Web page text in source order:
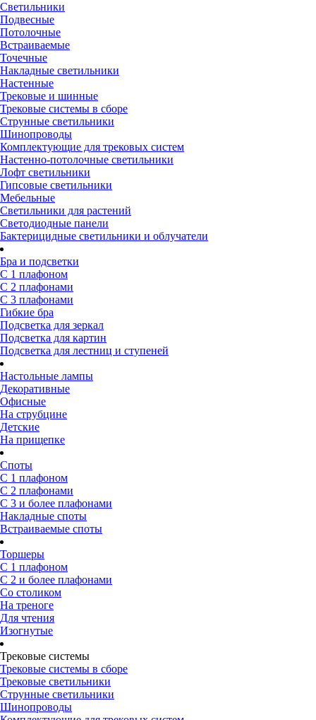
Светильники
Подвесные
Потолочные
Встраиваемые
Точечные
Накладные светильники
Настенные
Трековые и шинные
Трековые системы в сборе
Струнные светильники
Шинопроводы
Комплектующие для трековых систем
Настенно-потолочные светильники
Лофт светильники
Гипсовые светильники
Мебельные
Светильники для растений
Светодиодные панели
Бактерицидные светильники и облучатели
Бра и подсветки
С 1 плафоном
С 2 плафонами
С 3 плафонами
Гибкие бра
Подсветка для зеркал
Подсветка для картин
Подсветка для лестниц и ступеней
Настольные лампы
Декоративные
Офисные
На струбцине
Детские
На прищепке
Споты
С 1 плафоном
С 2 плафонами
С 3 и более плафонами
Накладные споты
Встраиваемые споты
Торшеры
С 1 плафоном
С 2 и более плафонами
Со столиком
На треноге
Для чтения
Изогнутые
Трековые системы
Трековые системы в сборе
Трековые светильники
Струнные светильники
Шинопроводы